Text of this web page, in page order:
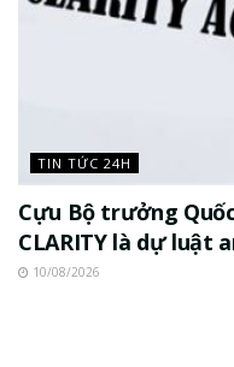
TIN TỨC 24H
Cựu Bộ trưởng
CLARITY là dự luật
10/08/2026